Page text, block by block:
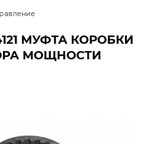
МУФТА КОРОБКИ
МОЩНОСТИ